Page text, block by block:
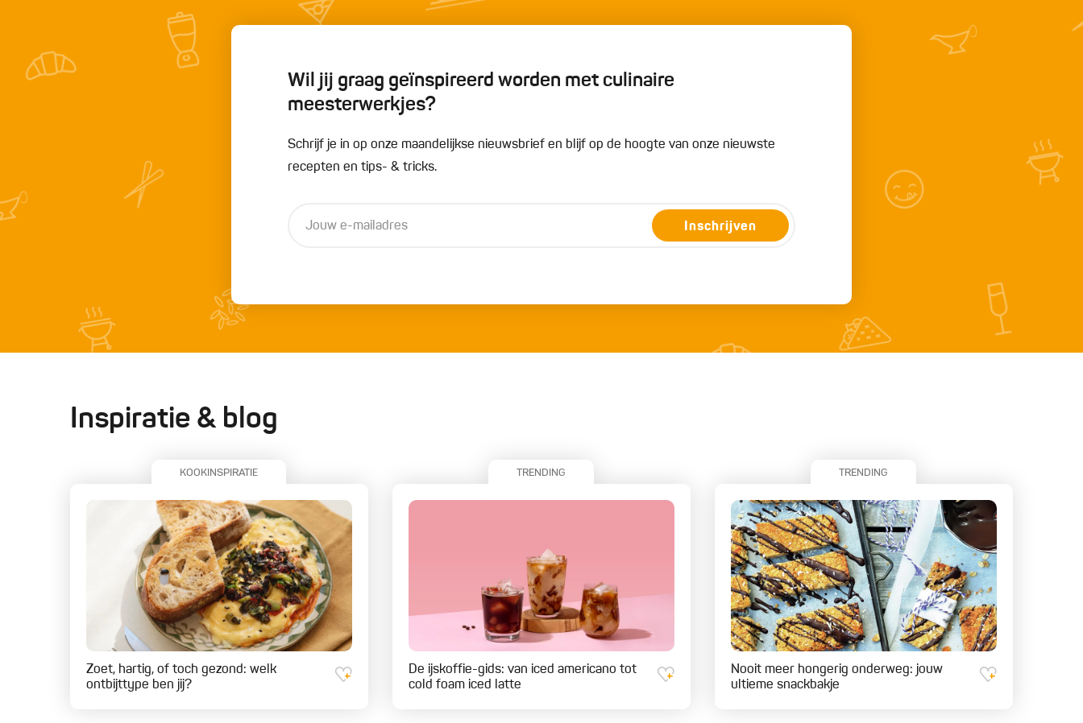
Wil jij graag geïnspireerd worden met culinaire
meesterwerkjes?
Schrijf je in op onze maandelijkse nieuwsbrief en blijf op de hoogte van onze nieuwste
recepten en tips- & tricks.
Inschrijven
Inspiratie & blog
KOOKINSPIRATIE
Zoet, hartig, of toch gezond: welk
ontbijttype ben jij?
TRENDING
De ijskoffie-gids: van iced americano tot
cold foam iced latte
TRENDING
Nooit meer hongerig onderweg: jouw
ultieme snackbakje